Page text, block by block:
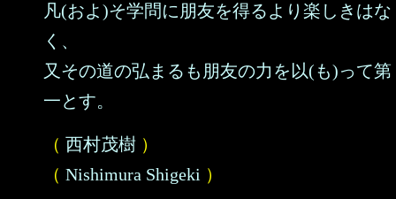
凡(およ)そ学問に朋友を得るより楽しきはな
く、
又その道の弘まるも朋友の力を以(も)って第
一とす。
（ 西村茂樹 ）
（ Nishimura Shigeki ）